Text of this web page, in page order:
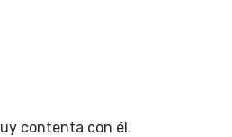
contenta con él.